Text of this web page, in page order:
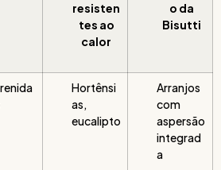
resisten
tes ao
calor
o da
Bisutti
Hortênsi
as,
eucalipto
Arranjos
com
aspersão
integrad
a